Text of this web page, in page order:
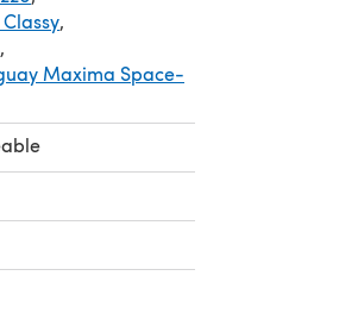
,
,
Maxima Space-